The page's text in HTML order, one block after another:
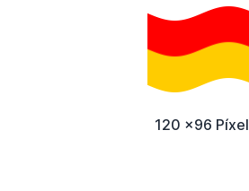
120 x96 Píxel